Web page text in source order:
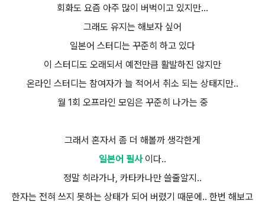
회화도 요즘 아주 많이 버벅이고 있지만...
그래도 유지는 해보자 싶어
일본어 스터디는 꾸준히 하고 있다
이 스터디도 오래되서 예전만큼 활발하진 않지만
온라인 스터디는 참여자가 늘 적어서 취소 되는 상태지만..
월 1회 오프라인 모임은 꾸준히 나가는 중
그래서 혼자서 좀 더 해볼까 생각한게
일본어 필사 이다..
정말 히라가나, 카타카나만 쓸줄알지..
한자는 전혀 쓰지 못하는 상태가 되어 버렸기 때문에.. 한번 해보고